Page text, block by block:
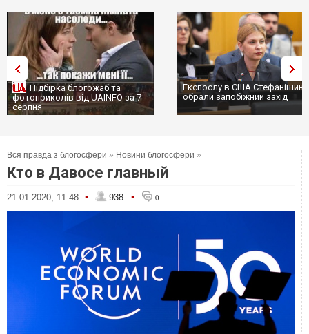
Підбірка блогожаб та
фотоприколів від UAINFO за 7
серпня
Експослу в США Стефанішиній
обрали запобіжний захід
Вся правда з блогосфери » Новини блогосфери »
Кто в Давосе главный
21.01.2020, 11:48 • 938 • 0